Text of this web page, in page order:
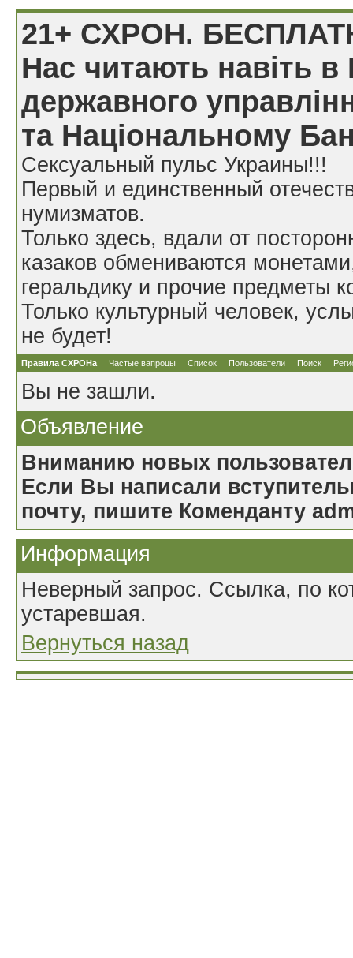
21+ СХРОН.
Нас читають навіть в
державного
та Національному
Сексуальный пульс Украины!!!
Первый и единственный
нумизматов.
Только здесь, вдали от
казаков обмениваются
геральдику и прочие предметы
Только культурный человек,
не будет!
Правила СХРОНа Частые вапроцы Список Пользователи Поиск
Вы не зашли.
Объявление
Вниманию новых
Если Вы написали
почту, пишите Коменданту
Информация
Неверный запрос. Ссылка, по
устаревшая.
Вернуться назад